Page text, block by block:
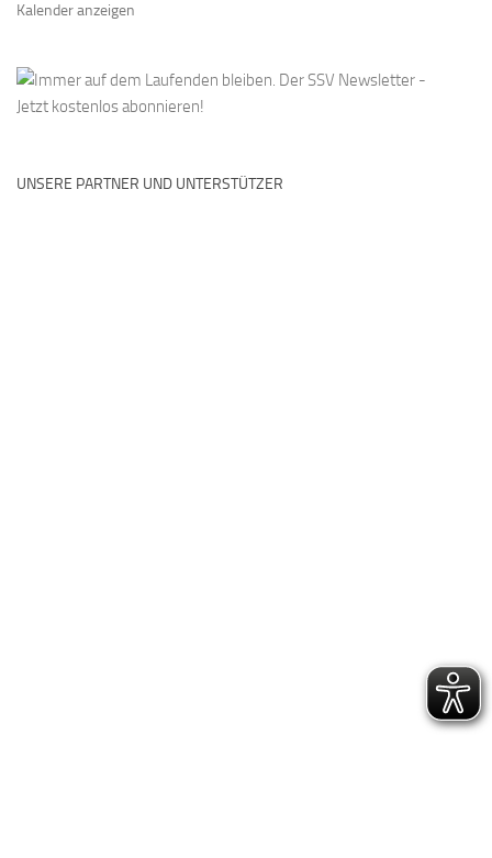
Kalender anzeigen
UNSERE PARTNER UND UNTERSTÜTZER